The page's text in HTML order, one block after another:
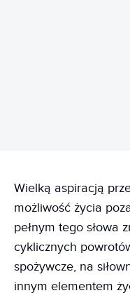
Wielką aspiracją
możliwość życia
pełnym tego słowa
cyklicznych
spożywcze, na
innym elementem